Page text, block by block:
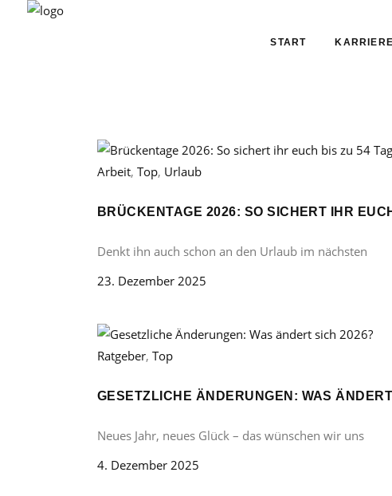
START KARRIERE
Arbeit, Top, Urlaub
BRÜCKENTAGE 2026: SO SICHERT IHR
Denkt ihn auch schon an den Urlaub im nächsten
23. Dezember 2025
Ratgeber, Top
GESETZLICHE ÄNDERUNGEN: WAS
Neues Jahr, neues Glück – das wünschen wir uns
4. Dezember 2025